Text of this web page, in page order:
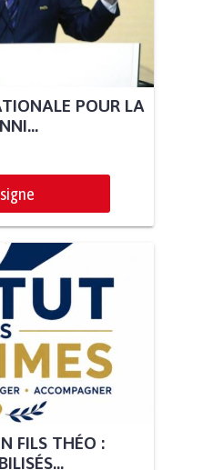
POUR LA
FILS THÉO :